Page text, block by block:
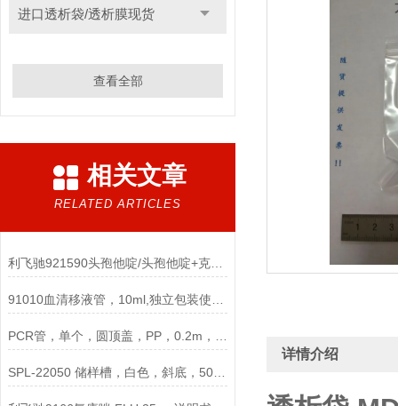
进口透析袋/透析膜现货
查看全部
相关文章
RELATED ARTICLES
利飞驰921590头孢他啶/头孢他啶+克拉维酸CAZ/CAL说明书
SPL-22050 储样槽，白色，斜底，50ml，单槽，单独包装
详情介绍